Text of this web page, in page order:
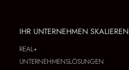
IHR UNTERNEHMEN SKALIEREN
REAL+
UNTERNEHMENSLÖSUNGEN